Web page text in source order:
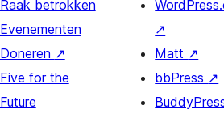
Raak betrokken
Evenementen
Doneren ↗
Five for the
Future
↗
Matt ↗
bbPress ↗